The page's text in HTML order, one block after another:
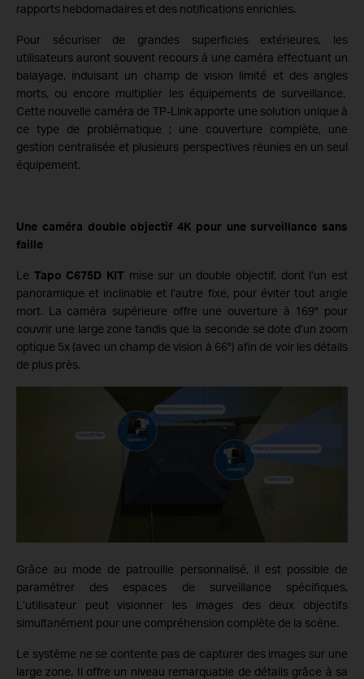
rapports hebdomadaires et des notifications enrichies.
Pour sécuriser de grandes superficies extérieures, les
utilisateurs auront souvent recours à une caméra effectuant un
balayage, induisant un champ de vision limité et des angles
morts, ou encore multiplier les équipements de surveillance.
Cette nouvelle caméra de TP-Link apporte une solution unique à
ce type de problématique ; une couverture complète, une
gestion centralisée et plusieurs perspectives réunies en un seul
équipement.
Une caméra double objectif 4K pour une surveillance sans
faille
Le Tapo C675D KIT mise sur un double objectif, dont l’un est
panoramique et inclinable et l’autre fixe, pour éviter tout angle
mort. La caméra supérieure offre une ouverture à 169° pour
couvrir une large zone tandis que la seconde se dote d’un zoom
optique 5x (avec un champ de vision à 66°) afin de voir les détails
de plus près.
Grâce au mode de patrouille personnalisé, il est possible de
paramétrer des espaces de surveillance spécifiques.
L’utilisateur peut visionner les images des deux objectifs
simultanément pour une compréhension complète de la scène.
Le système ne se contente pas de capturer des images sur une
large zone. Il offre un niveau remarquable de détails grâce à sa